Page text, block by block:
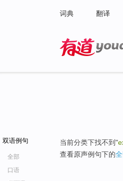
词典 翻译
双语例句
全部
口语
当前分类下找不到"
查看原声例句下的